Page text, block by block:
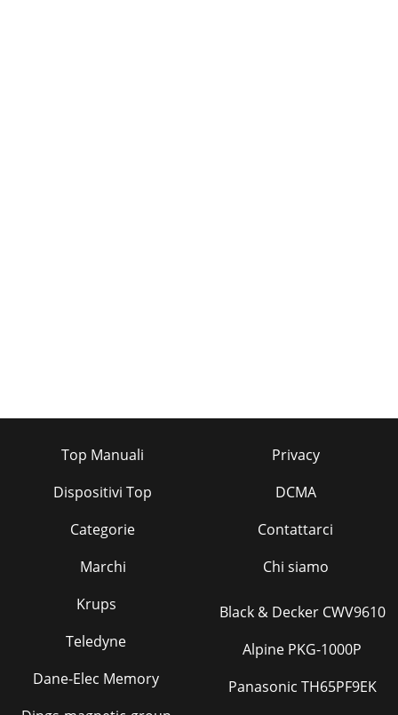
Top Manuali
Dispositivi Top
Categorie
Marchi
Privacy
DCMA
Contattarci
Chi siamo
Krups
Teledyne
Dane-Elec Memory
Black & Decker CWV9610
Alpine PKG-1000P
Panasonic TH65PF9EK